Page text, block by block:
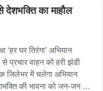
नहीं करने वाली बसों पर
कार्रवाई की गई है और अभियान
के बाद दो बस संचालकों ने
है। चारों बसों की
में बसों को लाने और निर्धारित
की जाएगी। सबसे बड़ा
जैसे बुनियादी सुरक्षा इंतजाम
देशभक्ति का माहौल
घर तिरंगा’ अभियान
प्रचार वाहन को हरी झंडी
जिलेभर में चलेगा अभियान
की भावना को जन-जन तक